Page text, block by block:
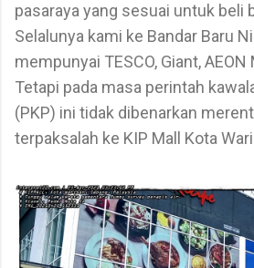
pasaraya yang sesuai untuk beli
Selalunya kami ke Bandar Baru
mempunyai TESCO, Giant,
Tetapi pada masa perintah
(PKP) ini tidak dibenarkan
terpaksalah ke KIP Mall Kota